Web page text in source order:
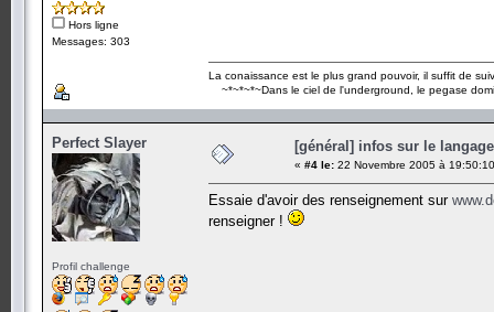
Hors ligne
Messages: 303
La conaissance est le plus grand pouvoir, il suffit de
~*~*~*~Dans le ciel de l'underground, le pegase
Perfect Slayer
Profil challenge
[général] infos sur le
« #4 le: 22 Novembre 2005 à
Essaie d'avoir des renseignement sur
renseigner !